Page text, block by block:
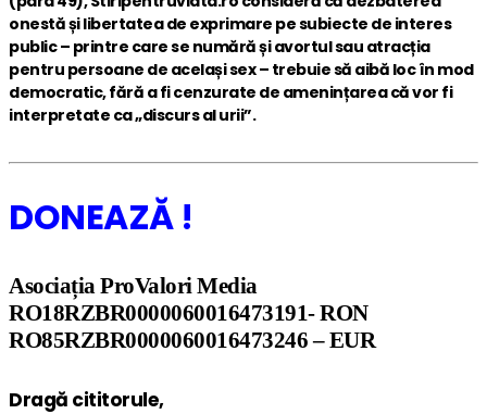
onestă și libertatea de exprimare pe subiecte de interes
public – printre care se numără și avortul sau atracția
pentru persoane de același sex – trebuie să aibă loc în mod
democratic, fără a fi cenzurate de amenințarea că vor fi
interpretate ca „discurs al urii”.
DONEAZĂ !
Asociația ProValori Media
RO18RZBR0000060016473191- RON
RO85RZBR0000060016473246 – EUR
Dragă cititorule,